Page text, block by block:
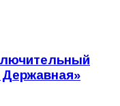
Державная»